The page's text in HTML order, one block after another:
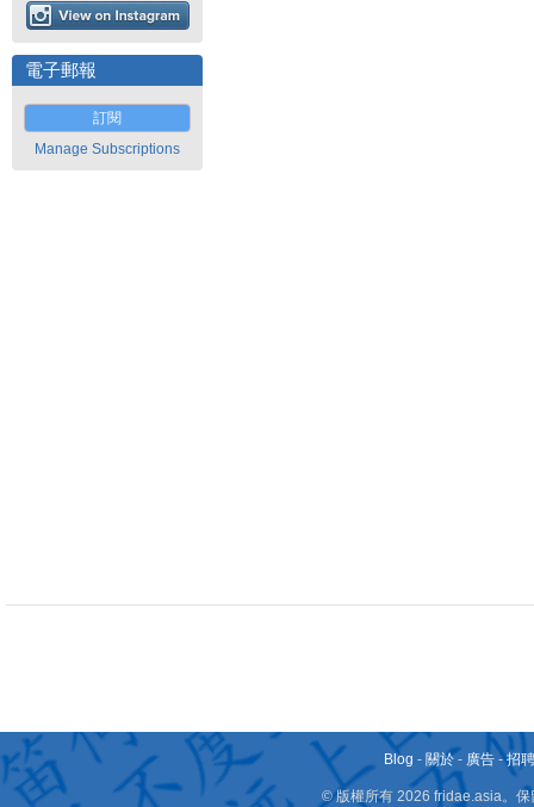
電子郵報
訂閱
Manage Subscriptions
Blog - 關於 - 廣告 -招
© 版權所有 2026 fridae.asia。